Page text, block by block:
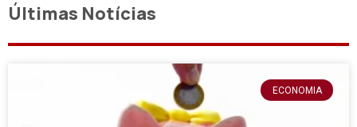
Últimas Notícias
ECONOMIA